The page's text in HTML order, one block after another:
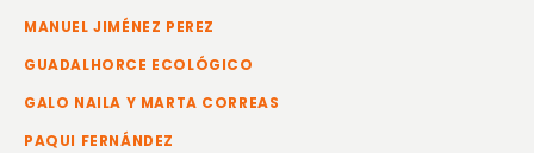
MANUEL JIMÉNEZ PEREZ
GUADALHORCE ECOLÓGICO
GALO NAILA Y MARTA CORREAS
PAQUI FERNÁNDEZ